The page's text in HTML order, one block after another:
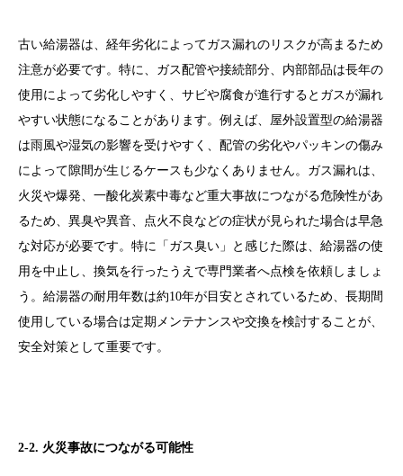
古い給湯器は、経年劣化によってガス漏れのリスクが高まるため
注意が必要です。特に、ガス配管や接続部分、内部部品は長年の
使用によって劣化しやすく、サビや腐食が進行するとガスが漏れ
やすい状態になることがあります。例えば、屋外設置型の給湯器
は雨風や湿気の影響を受けやすく、配管の劣化やパッキンの傷み
によって隙間が生じるケースも少なくありません。ガス漏れは、
火災や爆発、一酸化炭素中毒など重大事故につながる危険性があ
るため、異臭や異音、点火不良などの症状が見られた場合は早急
な対応が必要です。特に「ガス臭い」と感じた際は、給湯器の使
用を中止し、換気を行ったうえで専門業者へ点検を依頼しましょ
う。給湯器の耐用年数は約10年が目安とされているため、長期間
使用している場合は定期メンテナンスや交換を検討することが、
安全対策として重要です。
2-2. 火災事故につながる可能性